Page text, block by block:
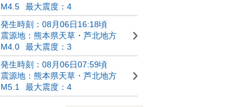
M4.5
最大震度：4
発生時刻：08月06日16:18頃
震源地：熊本県天草・芦北地方
M4.0
最大震度：3
発生時刻：08月06日07:59頃
震源地：熊本県天草・芦北地方
M5.1
最大震度：4